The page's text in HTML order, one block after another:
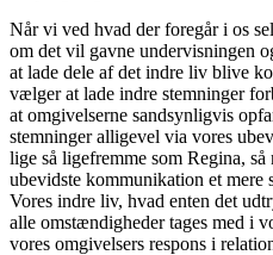
Når vi ved hvad der foregår i os
om det vil gavne undervisningen
at lade dele af det indre liv blive
vælger at lade indre stemninger
at omgivelserne sandsynligvis
stemninger alligevel via vores
lige så ligefremme som Regina,
ubevidste kommunikation et
Vores indre liv, hvad enten det
alle omstændigheder tages med i
vores omgivelsers respons i